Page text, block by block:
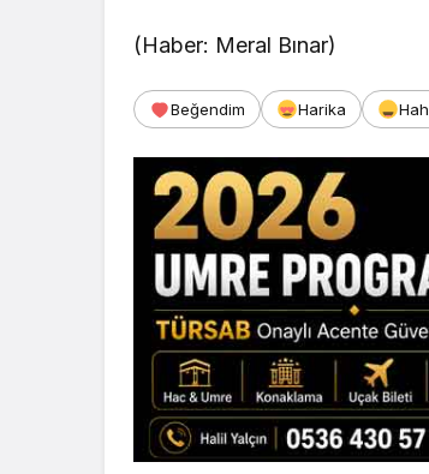
(Haber: Meral Bınar)
Beğendim Harika